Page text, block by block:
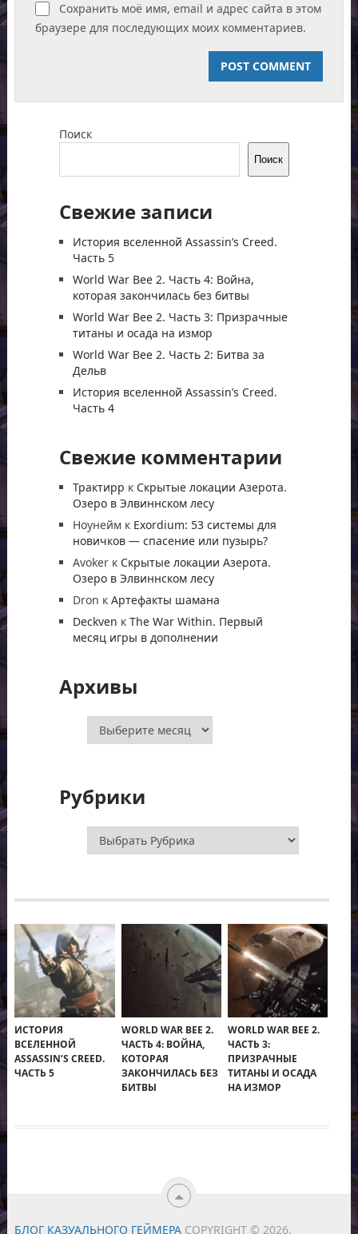
Сохранить моё имя, email и адрес сайта в этом
браузере для последующих моих комментариев.
Поиск
Поиск
Свежие записи
История вселенной Assassin’s Creed.
Часть 5
World War Bee 2. Часть 4: Война,
которая закончилась без битвы
World War Bee 2. Часть 3: Призрачные
титаны и осада на измор
World War Bee 2. Часть 2: Битва за
Дельв
История вселенной Assassin’s Creed.
Часть 4
Свежие комментарии
Трактирр к Скрытые локации Азерота.
Озеро в Элвиннском лесу
Ноунеймк Exordium: 53 системы для
новичков — спасение или пузырь?
Avokerк Скрытые локации Азерота.
Озеро в Элвиннском лесу
Dron к Артефакты шамана
Deckven к The War Within. Первый
месяц игры в дополнении
Архивы
Архивы
Рубрики
Рубрики
ИСТОРИЯ
ВСЕЛЕННОЙ
ASSASSIN’S CREED.
ЧАСТЬ 5
WORLD WAR BEE 2.
ЧАСТЬ 4: ВОЙНА,
КОТОРАЯ
ЗАКОНЧИЛАСЬ БЕЗ
БИТВЫ
WORLD WAR BEE 2.
ЧАСТЬ 3:
ПРИЗРАЧНЫЕ
ТИТАНЫ И ОСАДА
НА ИЗМОР
БЛОГ КАЗУАЛЬНОГО ГЕЙМЕРА COPYRIGHT © 2026.